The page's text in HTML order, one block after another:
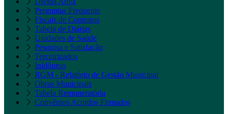
Perguntas Frequente
Fiscais de Contratos
Tabela de Diárias
Unidades de Saúde
Pesquisa e Satisfação
Terceirizados
Inidôneas
RGM - Relatório de Gestão Municipal
Obras Municipais
Tabela Remuneratória
Convênios Acordos Firmados